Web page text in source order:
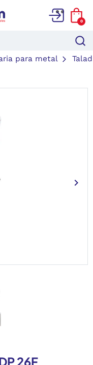
0
para metal
keyboard_arrow_right
26F